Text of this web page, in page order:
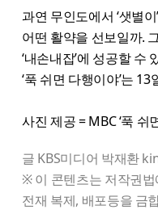
과연 무인도에서 ‘샛별
어떤 활약을 선보일까.
‘내손내잡’에 성공할 수
‘푹 쉬면 다행이야’는
사진 제공 = MBC ‘푹 쉬
글 KBS미디어 박재환
※ 이 콘텐츠는 저작권
전재 복제, 배포등을 금